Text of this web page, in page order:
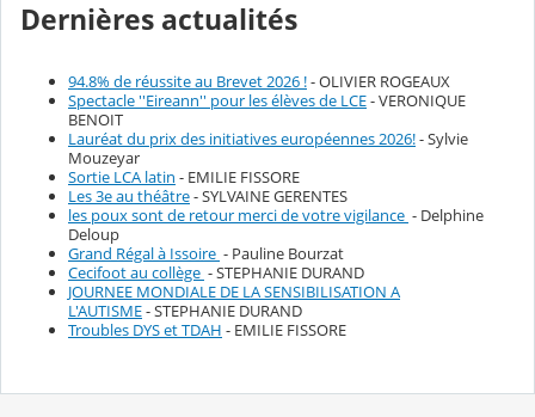
Dernières actualités
94.8% de réussite au Brevet 2026 !- OLIVIER ROGEAUX
Spectacle ''Eireann'' pour les élèves de LCE- VERONIQUE
BENOIT
Lauréat du prix des initiatives européennes 2026!- Sylvie
Mouzeyar
Sortie LCA latin - EMILIE FISSORE
Les 3e au théâtre- SYLVAINE GERENTES
les poux sont de retour merci de votre vigilance - Delphine
Deloup
Grand Régal à Issoire - Pauline Bourzat
Cecifoot au collège - STEPHANIE DURAND
JOURNEE MONDIALE DE LA SENSIBILISATION A
L'AUTISME- STEPHANIE DURAND
Troubles DYS et TDAH - EMILIE FISSORE